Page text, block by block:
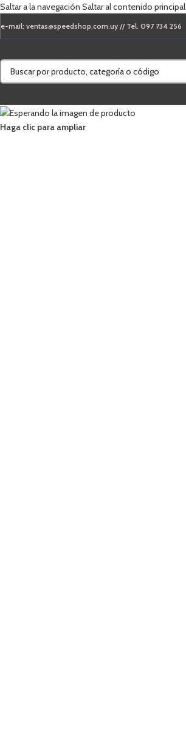
Saltar a la navegación Saltar al contenido principal
e-mail: ventas@speedshop.com.uy // Tel. 097 734 256
Haga clic para ampliar